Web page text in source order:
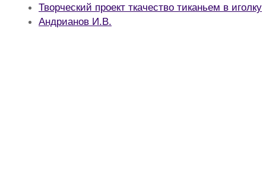
Творческий проект ткачество тиканьем в иголку
Андрианов И.В.